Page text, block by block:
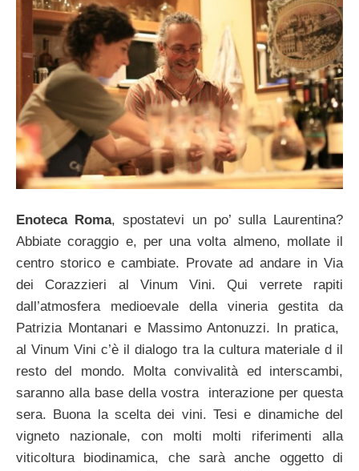
Enoteca Roma, spostatevi un po’ sulla Laurentina?
Abbiate coraggio e, per una volta almeno, mollate il
centro storico e cambiate. Provate ad andare in Via
dei Corazzieri al Vinum Vini. Qui verrete rapiti
dall’atmosfera medioevale della vineria gestita da
Patrizia Montanari e Massimo Antonuzzi. In pratica,
al Vinum Vini c’è il dialogo tra la cultura materiale d il
resto del mondo. Molta convivalità ed interscambi,
saranno alla base della vostra interazione per questa
sera. Buona la scelta dei vini. Tesi e dinamiche del
vigneto nazionale, con molti molti riferimenti alla
viticoltura biodinamica, che sarà anche oggetto di